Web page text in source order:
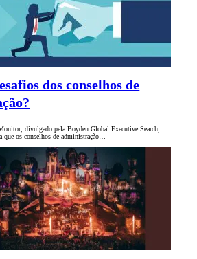
dos conselhos de
divulgado pela Boyden Global Executive Search,
que os conselhos de administração…